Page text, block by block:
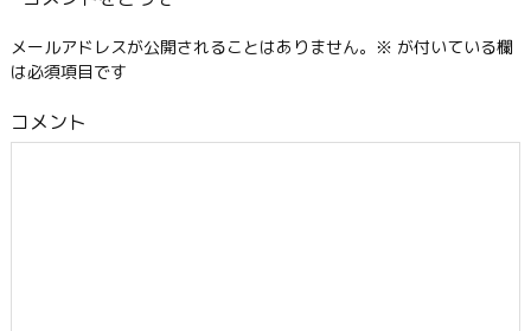
メールアドレスが公開されることはありません。 ※ が付いている欄
は必須項目です
コメント